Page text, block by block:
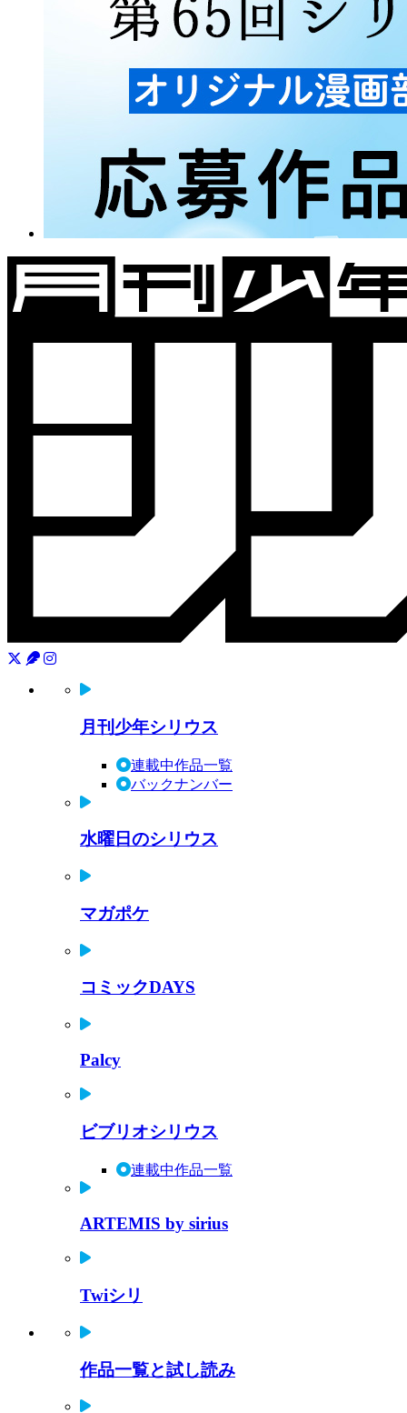
月刊少年シリウス
連載中作品一覧
バックナンバー
水曜日のシリウス
マガポケ
コミックDAYS
Palcy
ビブリオシリウス
連載中作品一覧
ARTEMIS by sirius
Twiシリ
作品一覧と試し読み